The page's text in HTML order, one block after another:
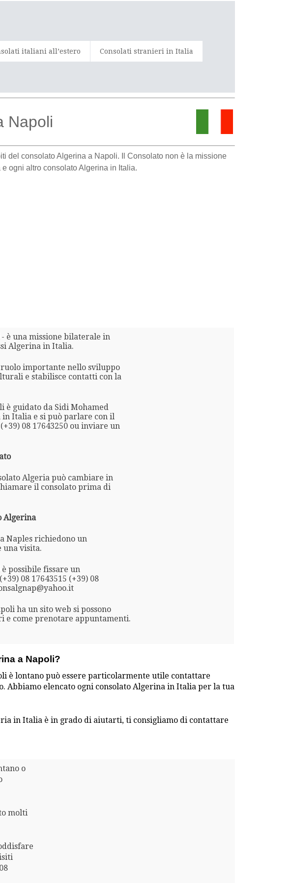
italiani all’estero Consolati stranieri in Italia
Napoli
del consolato Algerina a Napoli. Il Consolato non è la missione
ogni altro consolato Algerina in Italia.
è una missione bilaterale in
Algerina in Italia.
importante nello sviluppo
e stabilisce contatti con la
è guidato da Sidi Mohamed
in Italia e si può parlare con il
08 17643250 ou inviare un
Algeria può cambiare in
il consolato prima di
Algerina
Naples richiedono un
una visita.
possibile fissare un
08 17643515 (+39) 08
ha un sito web si possono
e come prenotare appuntamenti.
a Napoli?
è lontano può essere particolarmente utile contattare
Abbiamo elencato ogni consolato Algerina in Italia per la tua
in Italia è in grado di aiutarti, ti consigliamo di contattare
o
molti